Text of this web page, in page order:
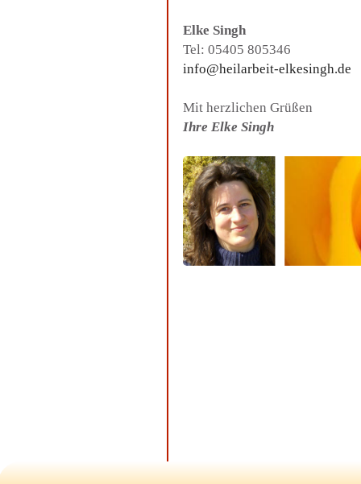
Elke Singh
Tel: 05405 805346
info@heilarbeit-elkesingh.de
Mit herzlichen Grüßen
Ihre Elke Singh